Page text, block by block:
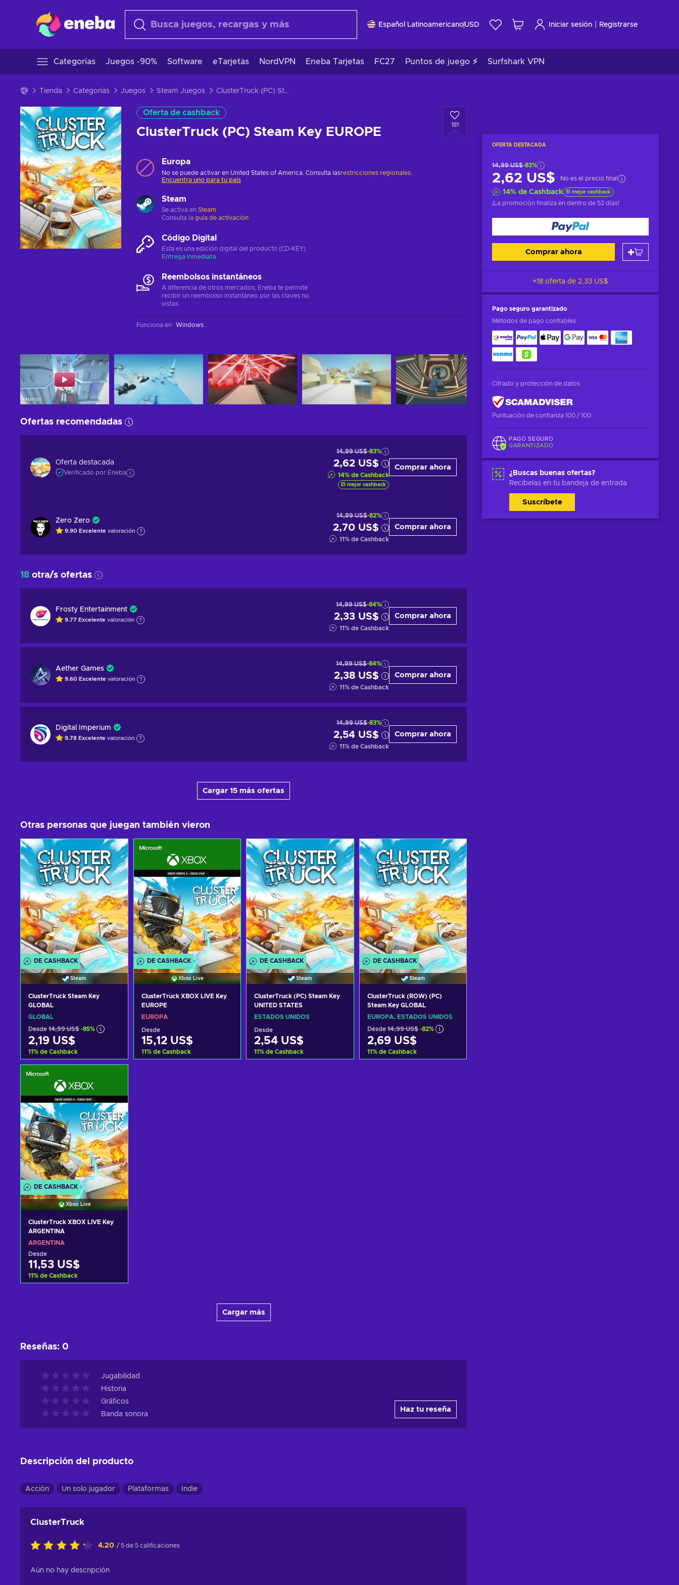
Español LatinoamericanoUSD Iniciar sesión Registrarse
Categorías Juegos -90% Software eTarjetas NordVPN Eneba Tarjetas FC27 Puntos de juego ⚡ Surfshark VPN
Tienda Categorías Juegos Steam Juegos ClusterTruck (PC) Steam Key EUROPE
Oferta de cashback
ClusterTruck (PC) Steam Key EUROPE
181
OFERTA DESTACADA
14,99 US$-83%
2,62 US$ No es el precio final
14% de Cashback El mejor cashback
¡La promoción finaliza en dentro de 52 días!
Comprar ahora
+18 oferta de 2,33 US$
Pago seguro garantizado
Métodos de pago confiables
Cifrado y protección de datos
Puntuación de confianza 100 / 100
PAGO SEGURO
GARANTIZADO
¿Buscas buenas ofertas?
Recíbelas en tu bandeja de entrada
Suscríbete
Europa
No se puede activar en United States of America. Consulta lasrestricciones regionales
Encuentra uno para tu país
Steam
Se activa en Steam
Consulta la guía de activación
Código Digital
Esta es una edición digital del producto (CD-KEY)
Entrega inmediata
Reembolsos instantáneos
A diferencia de otros mercados, Eneba te permite
recibir un reembolso instantáneo por las claves no
vistas.
Funciona en: Windows
Ofertas recomendadas
Oferta destacada
Verificado por Eneba
14,99 US$-83%
2,62 US$
14% de Cashback
El mejor cashback
Comprar ahora
Zero Zero
9.90 Excelente valoración
14,99 US$-82%
2,70 US$
11% de Cashback
Comprar ahora
18 otra/s ofertas
Frosty Entertainment
9.77 Excelente valoración
14,99 US$-84%
2,33 US$
11% de Cashback
Comprar ahora
Aether Games
9.60 Excelente valoración
14,99 US$-84%
2,38 US$
11% de Cashback
Comprar ahora
Digital Imperium
9.78 Excelente valoración
14,99 US$-83%
2,54 US$
11% de Cashback
Comprar ahora
Cargar 15 más ofertas
Otras personas que juegan también vieron
DE CASHBACK
Steam
ClusterTruck Steam Key
GLOBAL
GLOBAL
Desde 14,99 US$ -85%
2,19 US$
11% de Cashback
Añadir al carrito
Ver ofertas
DE CASHBACK
Xbox Live
ClusterTruck XBOX LIVE Key
EUROPE
EUROPA
Desde
15,12 US$
11% de Cashback
DE CASHBACK
Steam
ClusterTruck (PC) Steam Key
UNITED STATES
ESTADOS UNIDOS
Desde
2,54 US$
11% de Cashback
DE CASHBACK
Steam
ClusterTruck (ROW) (PC)
Steam Key GLOBAL
EUROPA, ESTADOS UNIDOS
Desde 14,99 US$ -82%
2,69 US$
11% de Cashback
DE CASHBACK
Xbox Live
ClusterTruck XBOX LIVE Key
ARGENTINA
ARGENTINA
Desde
11,53 US$
11% de Cashback
Cargar más
Reseñas: 0
Jugabilidad
Historia
Gráficos
Banda sonora
Haz tu reseña
Descripción del producto
Acción Un solo jugador Plataformas Indie
ClusterTruck
4.20 / 5 de 5 calificaciones
Aún no hay descripción